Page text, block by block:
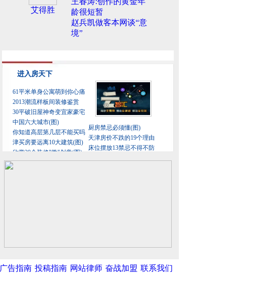
艾得胜
龄很短暂
赵兵凯做客本网谈“意
境”
广告指南 投稿指南 网站律师 奋战加盟 联系我们